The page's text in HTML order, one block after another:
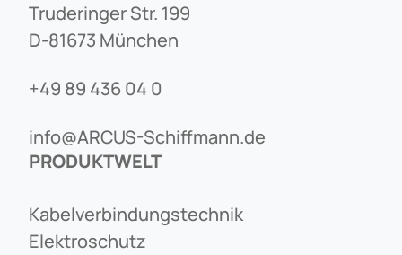
Truderinger Str. 199
D-81673 München
+49 89 436 04 0
info@ARCUS-Schiffmann.de
PRODUKTWELT
Kabelverbindungstechnik
Elektroschutz